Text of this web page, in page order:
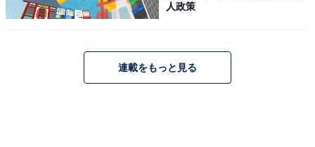
人政策
連載をもっと見る